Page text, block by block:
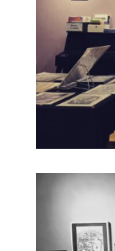
(sérigraphiés
L’urgence
une
atypique et
ne
La Main Qui
garde son
que jusqu’en
publiera
annuelle